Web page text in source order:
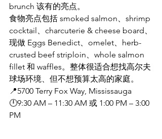
brunch 该有的亮点。
食物亮点包括 smoked salmon、shrimp
cocktail、charcuterie & cheese board、
现做 Eggs Benedict、omelet、herb-
crusted beef striploin、whole salmon
fillet 和 waffles。整体很适合想找高尔夫
球场环境、但不想预算太高的家庭。
📍5700 Terry Fox Way, Mississauga
🕛9:30 AM – 11:30 AM 或 1:00 PM – 3:00
PM